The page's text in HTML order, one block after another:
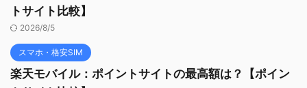
トサイト比較】
2026/8/5
スマホ・格安SIM
楽天モバイル：ポイントサイトの最高額は？【ポイン